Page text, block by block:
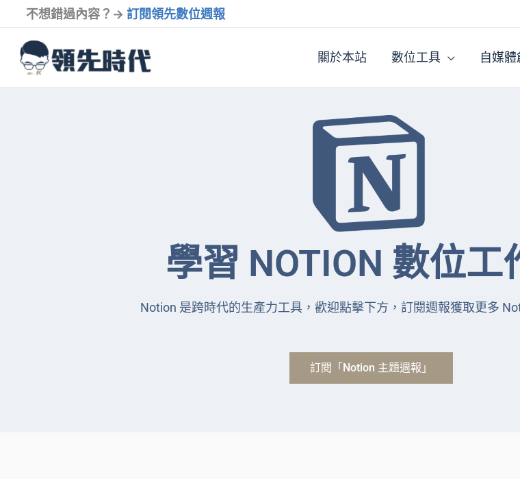
不想錯過內容？→ 訂閱領先數位週報
關於本站 數位工具 自媒體
學習 NOTION 數位工
Notion 是跨時代的生產力工具， 歡迎點擊下方，訂閱週報獲取更多
訂閱「Notion 主題週報」